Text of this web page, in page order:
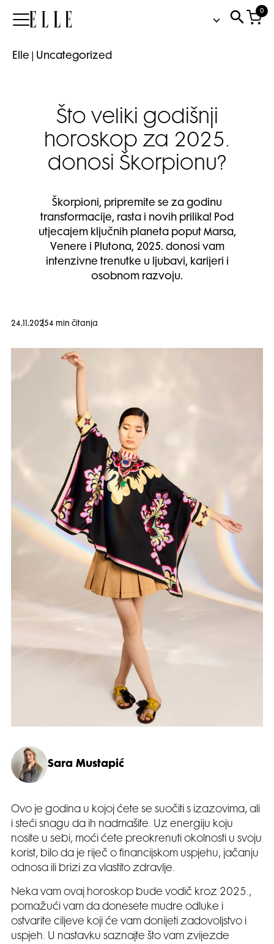
Elle
0
Elle Uncategorized
Što veliki godišnji
horoskop za 2025.
donosi Škorpionu?
Škorpioni, pripremite se za godinu
transformacije, rasta i novih prilika! Pod
utjecajem ključnih planeta poput Marsa,
Venere i Plutona, 2025. donosi vam
intenzivne trenutke u ljubavi, karijeri i
osobnom razvoju.
24.11.20254 min čitanja
Sara Mustapić
Ovo je godina u kojoj ćete se suočiti s izazovima, ali
i steći snagu da ih nadmašite. Uz energiju koju
nosite u sebi, moći ćete preokrenuti okolnosti u svoju
korist, bilo da je riječ o financijskom uspjehu, jačanju
odnosa ili brizi za vlastito zdravlje.
Neka vam ovaj horoskop bude vodič kroz 2025.,
pomažući vam da donesete mudre odluke i
ostvarite ciljeve koji će vam donijeti zadovoljstvo i
uspjeh. U nastavku saznajte što vam zvijezde